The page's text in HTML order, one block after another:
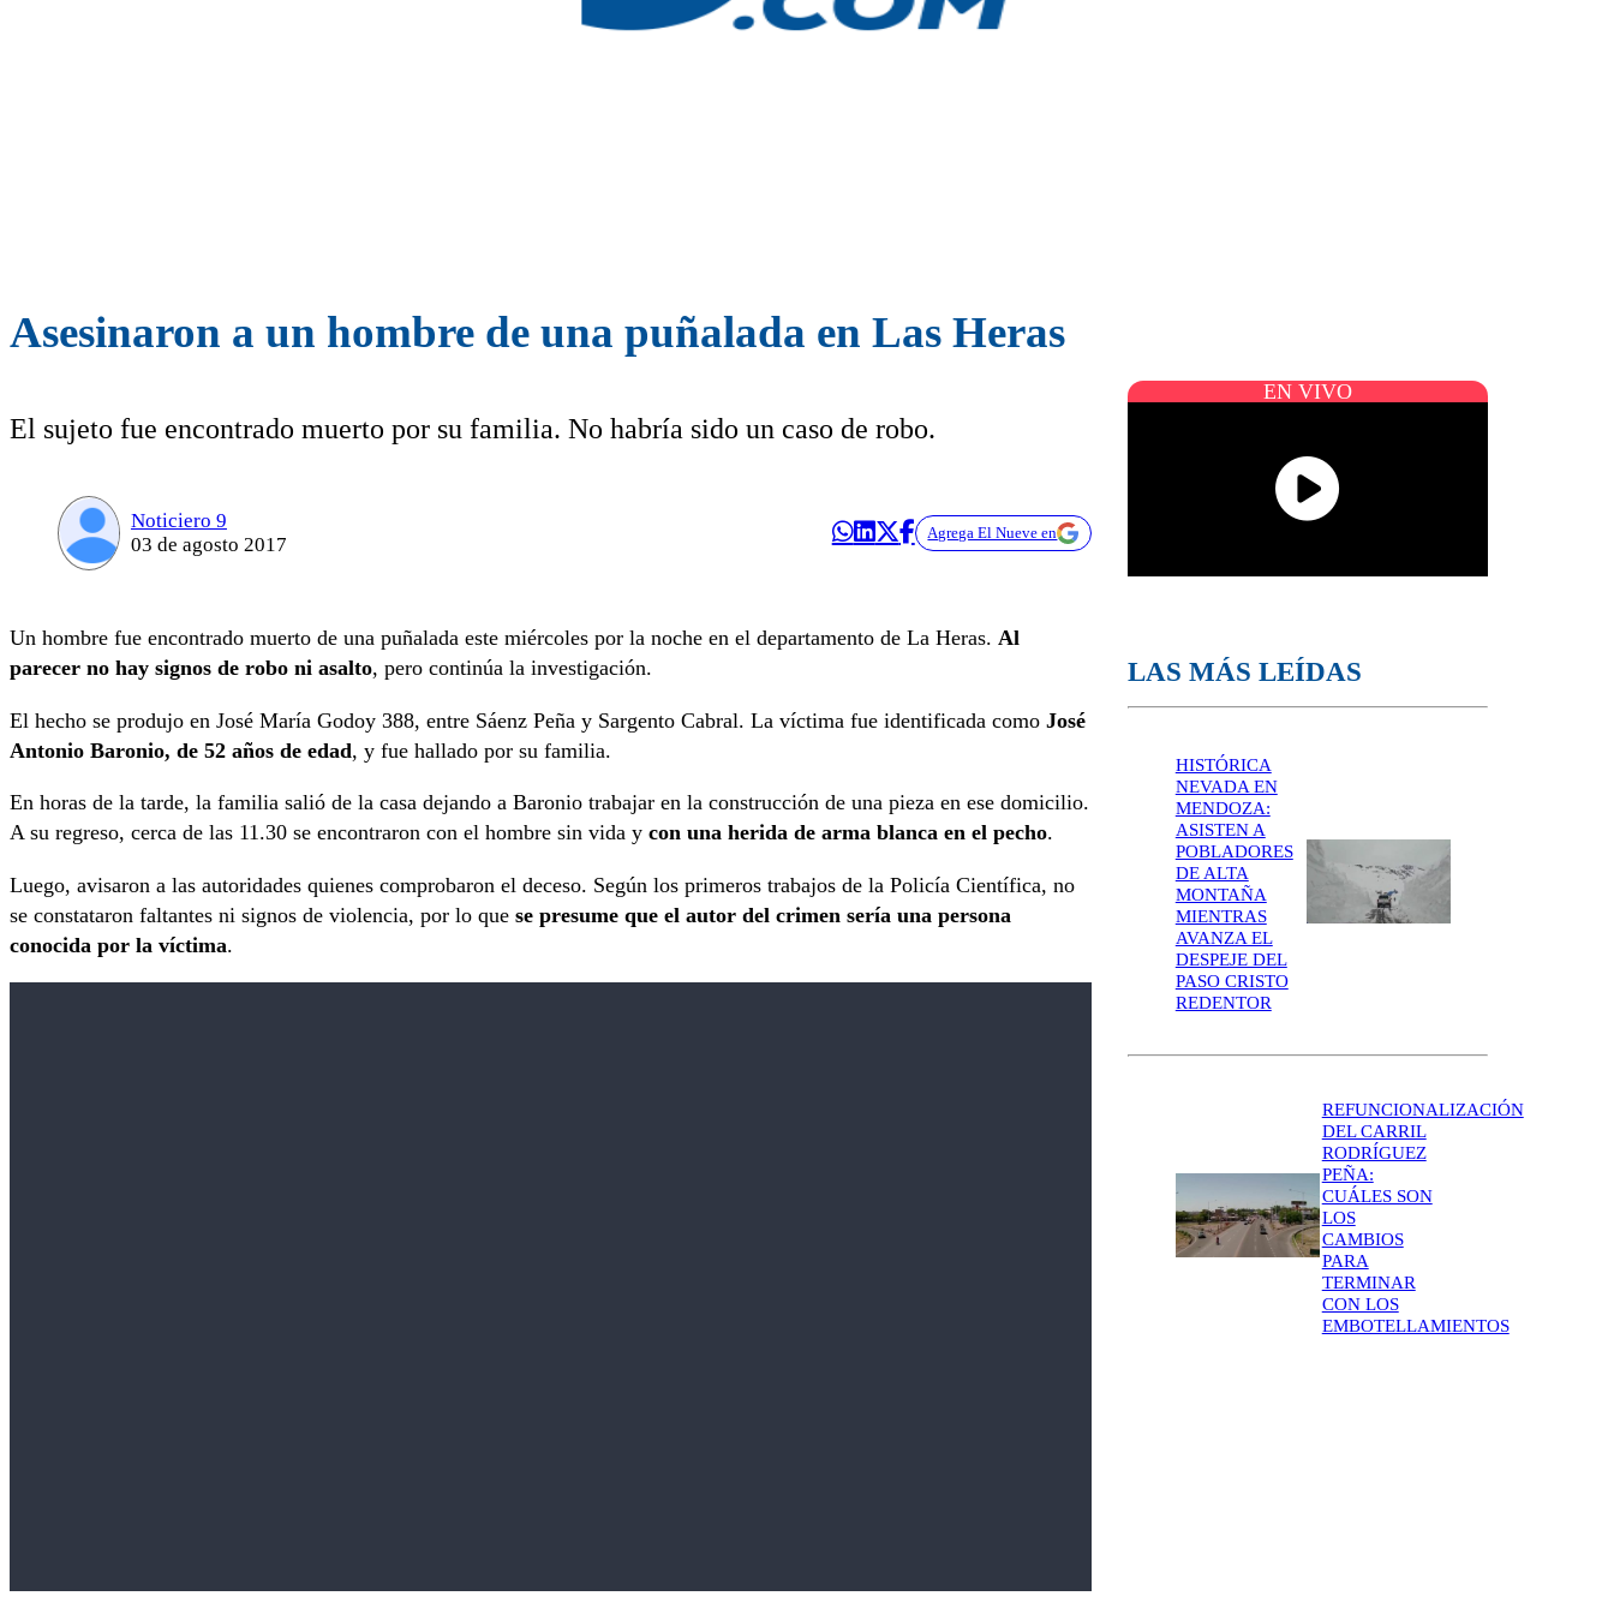
Asesinaron a un hombre de una puñalada en Las Heras
El sujeto fue encontrado muerto por su familia. No habría sido un caso de robo.
Noticiero 9
03 de agosto 2017
Agrega El Nueve en
Un hombre fue encontrado muerto de una puñalada este miércoles por la noche en el departamento de La Heras. Al
parecer no hay signos de robo ni asalto, pero continúa la investigación.
El hecho se produjo en José María Godoy 388, entre Sáenz Peña y Sargento Cabral. La víctima fue identificada como José
Antonio Baronio, de 52 años de edad, y fue hallado por su familia.
En horas de la tarde, la familia salió de la casa dejando a Baronio trabajar en la construcción de una pieza en ese domicilio.
A su regreso, cerca de las 11.30 se encontraron con el hombre sin vida y con una herida de arma blanca en el pecho.
Luego, avisaron a las autoridades quienes comprobaron el deceso. Según los primeros trabajos de la Policía Científica, no
se constataron faltantes ni signos de violencia, por lo que se presume que el autor del crimen sería una persona
conocida por la víctima.
EN VIVO
LAS MÁS LEÍDAS
HISTÓRICA
NEVADA EN
MENDOZA:
ASISTEN A
POBLADORES
DE ALTA
MONTAÑA
MIENTRAS
AVANZA EL
DESPEJE DEL
PASO CRISTO
REDENTOR
REFUNCIONALIZACIÓN
DEL CARRIL
RODRÍGUEZ
PEÑA:
CUÁLES SON
LOS
CAMBIOS
PARA
TERMINAR
CON LOS
EMBOTELLAMIENTOS